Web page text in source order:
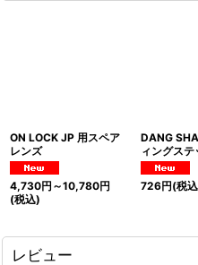
ON LOCK JP 用スペア
レンズ
4,730円 ～10,780円
(税込)
DANG
ィングステ
726円(税
レビュー